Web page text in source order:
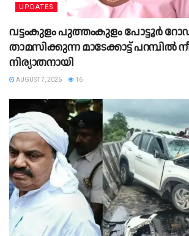
UPDATES
വട്ടംകുളം പുത്തംകുളം പോട്ടൂർ
താമസിക്കുന്ന മാടേക്കാട്ട് പറമ്പിൽ
നിര്യാതനായി
AUGUST 7, 2026 16